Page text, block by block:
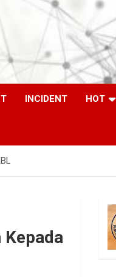
INCIDENT HOT
Kepada